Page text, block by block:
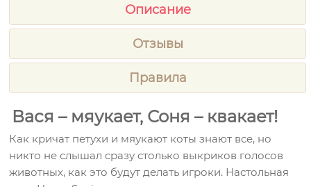
Описание
Отзывы
Правила
Вася – мяукает, Соня – квакает!
Как кричат петухи и мяукают коты знают все, но
никто не слышал сразу столько выкриков голосов
животных, как это будут делать игроки. Настольная